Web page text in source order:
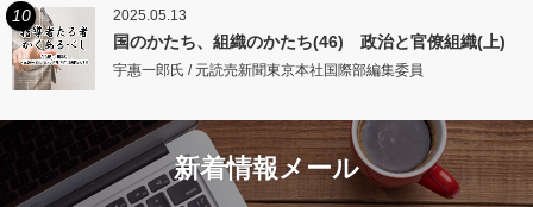
10 2025.05.13
国のかたち、組織のかたち(46) 政治と官僚組織(上)
宇惠一郎氏 / 元読売新聞東京本社国際部編集委員
新着情報メール